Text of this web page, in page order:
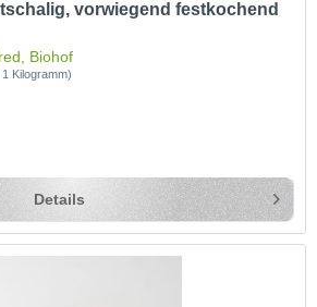
vorwiegend festkochend
Biohof
Kilogramm)
Details